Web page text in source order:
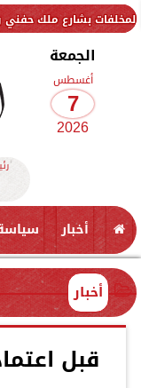
150 طنًا من المخلفات
الجمعة
أغسطس
7
2026
أخبار
أخبار
قبل